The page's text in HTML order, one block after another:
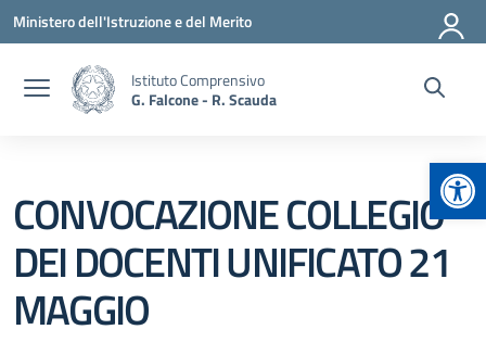
Vai ai contenuti
Vai al menu di navigazione
Vai al footer
Ministero dell'Istruzione e del Merito
Istituto Comprensivo
G. Falcone - R. Scauda
CONVOCAZIONE COLLEGIO
DEI DOCENTI UNIFICATO 21
MAGGIO